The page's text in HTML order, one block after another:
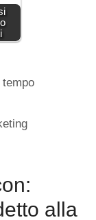
alla